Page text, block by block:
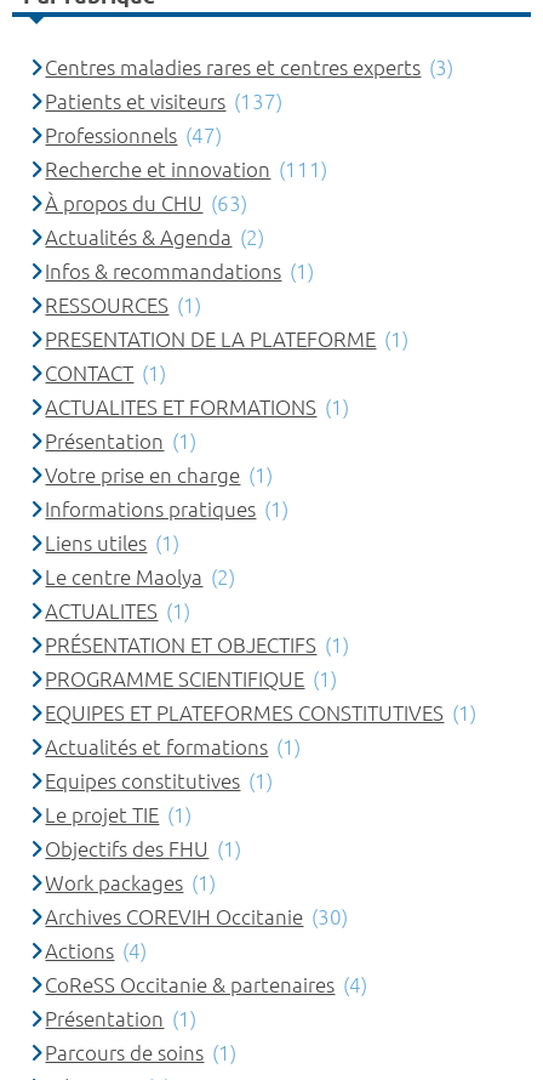
Centres maladies rares et centres experts (3)
Patients et visiteurs (137)
Professionnels (47)
Recherche et innovation (111)
À propos du CHU (63)
Actualités & Agenda (2)
Infos & recommandations (1)
RESSOURCES (1)
PRESENTATION DE LA PLATEFORME (1)
CONTACT (1)
ACTUALITES ET FORMATIONS (1)
Présentation (1)
Votre prise en charge (1)
Informations pratiques (1)
Liens utiles (1)
Le centre Maolya (2)
ACTUALITES (1)
PRÉSENTATION ET OBJECTIFS (1)
PROGRAMME SCIENTIFIQUE (1)
EQUIPES ET PLATEFORMES CONSTITUTIVES (1)
Actualités et formations (1)
Equipes constitutives (1)
Le projet TIE (1)
Objectifs des FHU (1)
Work packages (1)
Archives COREVIH Occitanie (30)
Actions (4)
CoReSS Occitanie & partenaires (4)
Présentation (1)
Parcours de soins (1)